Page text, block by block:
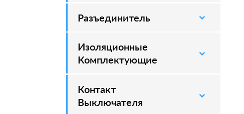
Разъединитель
–
Изоляционные
Комплектующие
–
Контакт
Выключателя
–